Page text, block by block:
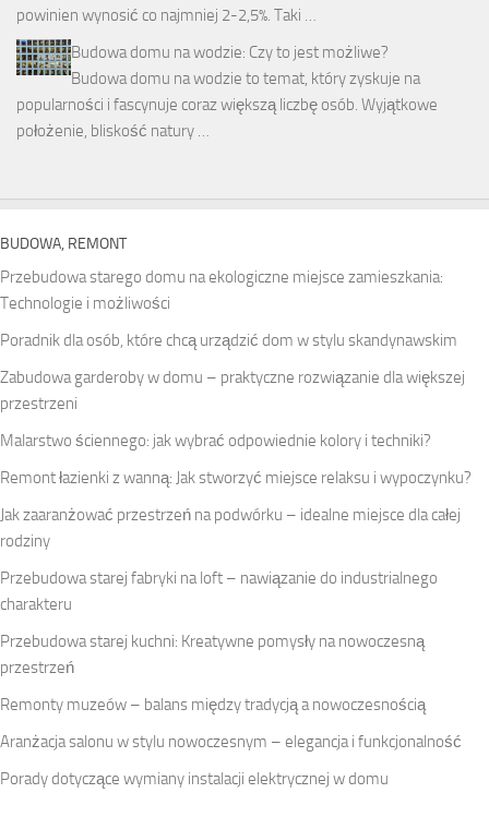
powinien wynosić co najmniej 2-2,5%. Taki …
Budowa domu na wodzie: Czy to jest możliwe?
Budowa domu na wodzie to temat, który zyskuje na
popularności i fascynuje coraz większą liczbę osób. Wyjątkowe
położenie, bliskość natury …
BUDOWA, REMONT
Przebudowa starego domu na ekologiczne miejsce zamieszkania:
Technologie i możliwości
Poradnik dla osób, które chcą urządzić dom w stylu skandynawskim
Zabudowa garderoby w domu – praktyczne rozwiązanie dla większej
przestrzeni
Malarstwo ściennego: jak wybrać odpowiednie kolory i techniki?
Remont łazienki z wanną: Jak stworzyć miejsce relaksu i wypoczynku?
Jak zaaranżować przestrzeń na podwórku – idealne miejsce dla całej
rodziny
Przebudowa starej fabryki na loft – nawiązanie do industrialnego
charakteru
Przebudowa starej kuchni: Kreatywne pomysły na nowoczesną
przestrzeń
Remonty muzeów – balans między tradycją a nowoczesnością
Aranżacja salonu w stylu nowoczesnym – elegancja i funkcjonalność
Porady dotyczące wymiany instalacji elektrycznej w domu